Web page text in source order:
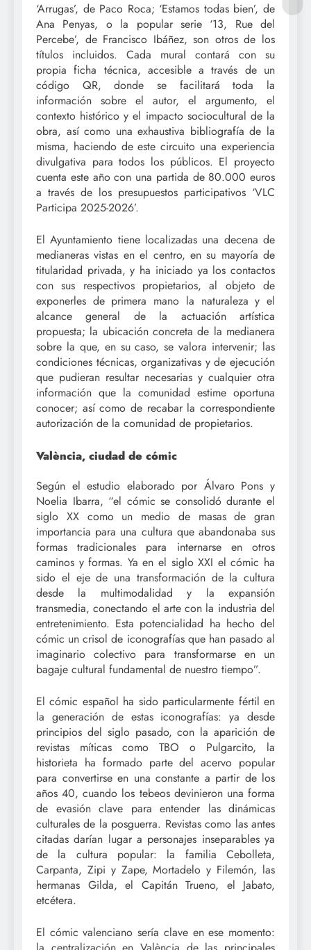
‘Arrugas’, de Paco Roca; ‘Estamos todas bien’, de
Ana Penyas, o la popular serie ‘13, Rue del
Percebe’, de Francisco Ibáñez, son otros de los
títulos incluidos. Cada mural contará con su
propia ficha técnica, accesible a través de un
código QR, donde se facilitará toda la
información sobre el autor, el argumento, el
contexto histórico y el impacto sociocultural de la
obra, así como una exhaustiva bibliografía de la
misma, haciendo de este circuito una experiencia
divulgativa para todos los públicos. El proyecto
cuenta este año con una partida de 80.000 euros
a través de los presupuestos participativos ‘VLC
Participa 2025-2026’.
El Ayuntamiento tiene localizadas una decena de
medianeras vistas en el centro, en su mayoría de
titularidad privada, y ha iniciado ya los contactos
con sus respectivos propietarios, al objeto de
exponerles de primera mano la naturaleza y el
alcance general de la actuación artística
propuesta; la ubicación concreta de la medianera
sobre la que, en su caso, se valora intervenir; las
condiciones técnicas, organizativas y de ejecución
que pudieran resultar necesarias y cualquier otra
información que la comunidad estime oportuna
conocer; así como de recabar la correspondiente
autorización de la comunidad de propietarios.
València, ciudad de cómic
Según el estudio elaborado por Álvaro Pons y
Noelia Ibarra, “el cómic se consolidó durante el
siglo XX como un medio de masas de gran
importancia para una cultura que abandonaba sus
formas tradicionales para internarse en otros
caminos y formas. Ya en el siglo XXI el cómic ha
sido el eje de una transformación de la cultura
desde la multimodalidad y la expansión
transmedia, conectando el arte con la industria del
entretenimiento. Esta potencialidad ha hecho del
cómic un crisol de iconografías que han pasado al
imaginario colectivo para transformarse en un
bagaje cultural fundamental de nuestro tiempo”.
El cómic español ha sido particularmente fértil en
la generación de estas iconografías: ya desde
principios del siglo pasado, con la aparición de
revistas míticas como TBO o Pulgarcito, la
historieta ha formado parte del acervo popular
para convertirse en una constante a partir de los
años 40, cuando los tebeos devinieron una forma
de evasión clave para entender las dinámicas
culturales de la posguerra. Revistas como las antes
citadas darían lugar a personajes inseparables ya
de la cultura popular: la familia Cebolleta,
Carpanta, Zipi y Zape, Mortadelo y Filemón, las
hermanas Gilda, el Capitán Trueno, el Jabato,
etcétera.
El cómic valenciano sería clave en ese momento: